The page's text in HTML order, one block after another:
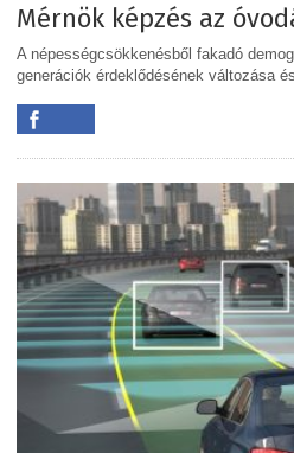
Mérnök képzés az
A népességcsökkenésből fakadó
generációk érdeklődésének változása